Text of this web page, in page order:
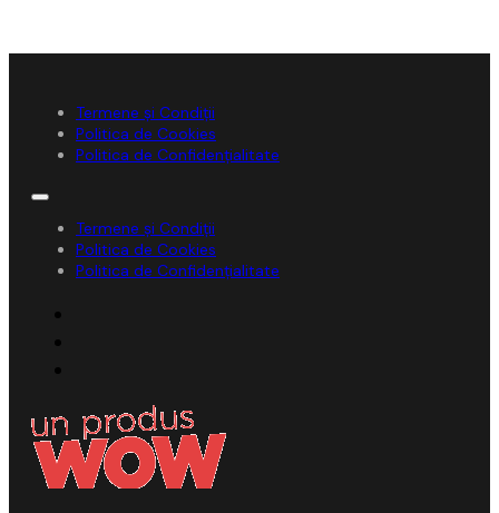
Termene și Condiții
Politica de Cookies
Politica de Confidențialitate
Termene și Condiții
Politica de Cookies
Politica de Confidențialitate